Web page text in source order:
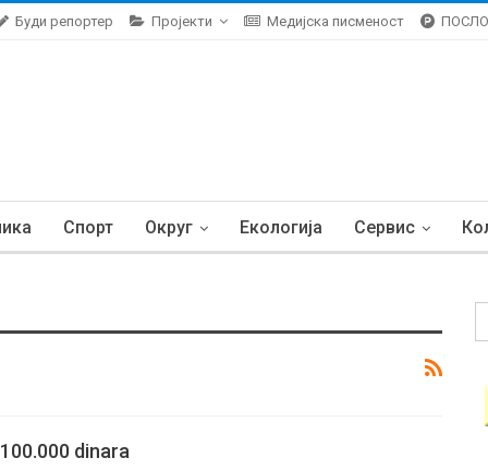
Буди репортер Пројекти Медијска писменост
Спорт Округ Екологија Сервис
dinara